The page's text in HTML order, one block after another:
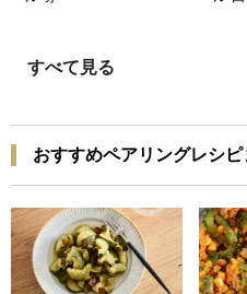
すべて見る
おすすめペアリングレシピ